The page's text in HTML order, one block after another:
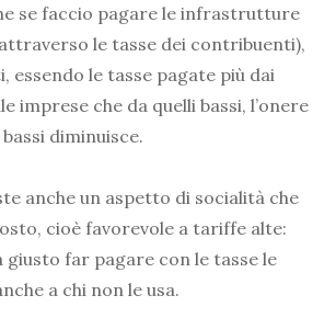
se faccio pagare le infrastrutture
le tasse dei contribuenti),
essendo le tasse pagate più dai
imprese che da quelli bassi, l’onere
diminuisce.
anche un aspetto di socialità che
cioè favorevole a tariffe alte:
giusto far pagare con le tasse le
a chi non le usa.